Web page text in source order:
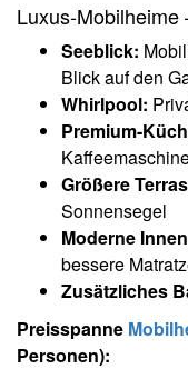
Luxus-Mobilheime
Seeblick:
Blick auf den
Whirlpool:
Premium-
Größere
Sonnensegel
Moderne
bessere
Zusätzliches
Preisspanne
Personen):